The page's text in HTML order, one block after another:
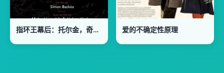
指环王幕后：托尔金，奇幻世界的缔造者 爱的不确定性原理